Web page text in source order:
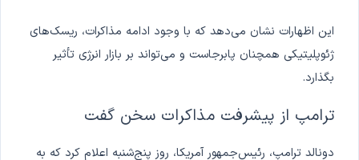
این اظهارات نشان می‌دهد که با وجود ادامه مذاکرات، ریسک‌های
ژئوپلیتیکی همچنان پابرجاست و می‌تواند بر بازار انرژی تأثیر
بگذارد.
ترامپ از پیشرفت مذاکرات سخن گفت
دونالد ترامپ، رئیس‌جمهور آمریکا، روز پنج‌شنبه اعلام کرد که به